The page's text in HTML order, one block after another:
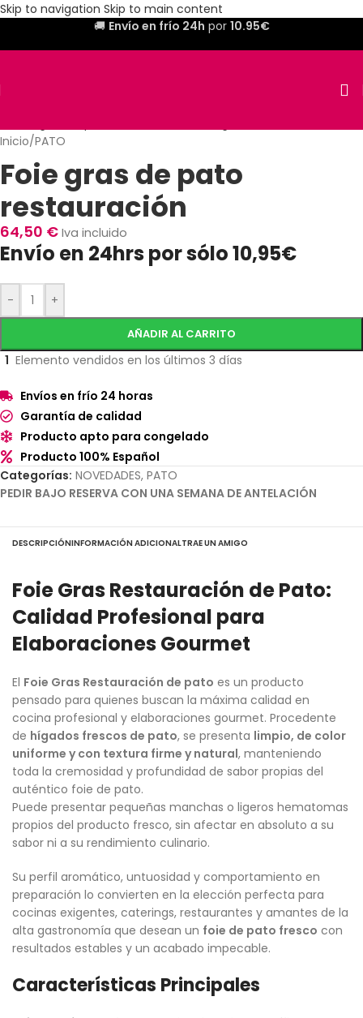
Skip to navigation Skip to main content
🚚 Envío en frío 24h por 10.95€
Inicio/PATO
Foie gras de pato
restauración
64,50 € Iva incluido
Envío en 24hrs por sólo 10,95€
- +
AÑADIR AL CARRITO
1 Elemento vendidos en los últimos 3 días
Envíos en frío 24 horas
Garantía de calidad
Producto apto para congelado
Producto 100% Español
Categorías: NOVEDADES, PATO
PEDIR BAJO RESERVA CON UNA SEMANA DE ANTELACIÓN
DESCRIPCIÓNINFORMACIÓN ADICIONALTRAE UN AMIGO
Foie Gras Restauración de Pato:
Calidad Profesional para
Elaboraciones Gourmet
El Foie Gras Restauración de pato es un producto
pensado para quienes buscan la máxima calidad en
cocina profesional y elaboraciones gourmet. Procedente
de hígados frescos de pato, se presenta limpio, de color
uniforme y con textura firme y natural, manteniendo
toda la cremosidad y profundidad de sabor propias del
auténtico foie de pato.
Puede presentar pequeñas manchas o ligeros hematomas
propios del producto fresco, sin afectar en absoluto a su
sabor ni a su rendimiento culinario.
Su perfil aromático, untuosidad y comportamiento en
preparación lo convierten en la elección perfecta para
cocinas exigentes, caterings, restaurantes y amantes de la
alta gastronomía que desean un foie de pato fresco con
resultados estables y un acabado impecable.
Características Principales